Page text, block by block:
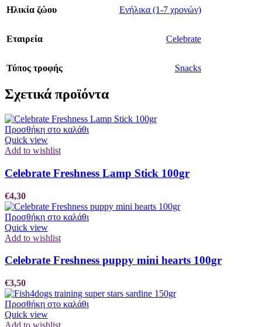
Ηλικία ζώου Ενήλικα (1-7 χρονών)
Εταιρεία Celebrate
Τύπος τροφής Snacks
Σχετικά προϊόντα
Προσθήκη στο καλάθι
Quick view
Add to wishlist
Celebrate Freshness Lamp Stick 100gr
€4,30
Προσθήκη στο καλάθι
Quick view
Add to wishlist
Celebrate Freshness puppy mini hearts 100gr
€3,50
Προσθήκη στο καλάθι
Quick view
Add to wishlist